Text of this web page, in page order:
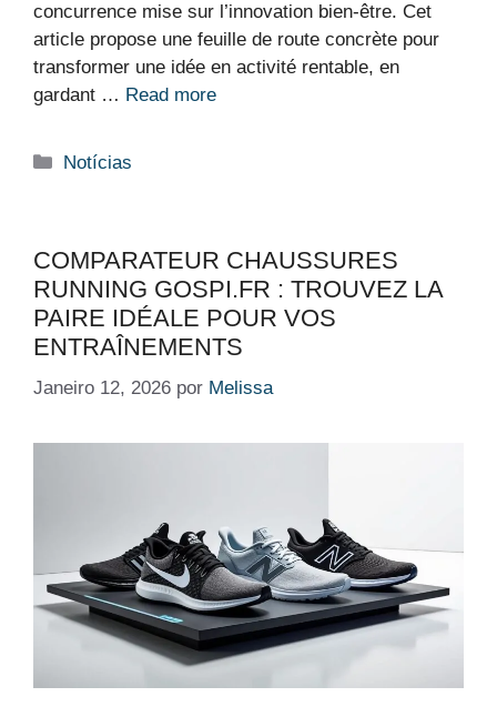
concurrence mise sur l’innovation bien-être. Cet
article propose une feuille de route concrète pour
transformer une idée en activité rentable, en
gardant … Read more
Categorias
Notícias
COMPARATEUR CHAUSSURES
RUNNING GOSPI.FR : TROUVEZ LA
PAIRE IDÉALE POUR VOS
ENTRAÎNEMENTS
Janeiro 12, 2026 por Melissa